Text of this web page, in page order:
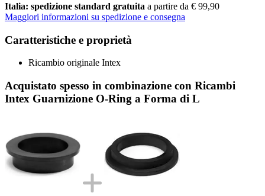
Italia: spedizione standard gratuita a partire da € 99,90
Maggiori informazioni su spedizione e consegna
Caratteristiche e proprietà
Ricambio originale Intex
Acquistato spesso in combinazione con Ricambi
Intex Guarnizione O-Ring a Forma di L